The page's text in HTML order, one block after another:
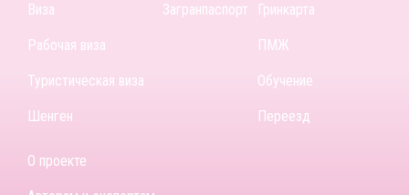
Виза
Рабочая виза
Туристическая виза
Шенген
Загранпаспорт Гринкарта
ПМЖ
Обучение
Переезд
О проекте